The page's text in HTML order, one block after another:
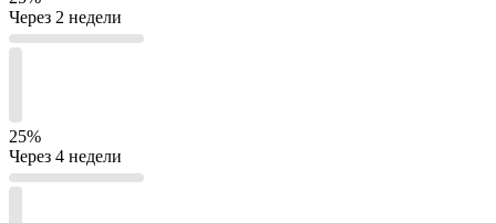
Через 2 недели
25%
Через 4 недели